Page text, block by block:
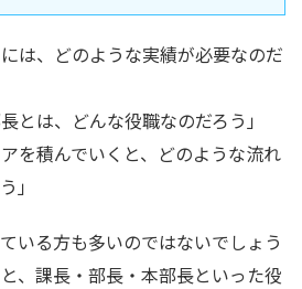
は、どのような実績が必要なのだ
とは、どんな役職なのだろう」
を積んでいくと、どのような流れ
」
いる方も多いのではないでしょう
、課長・部長・本部長といった役